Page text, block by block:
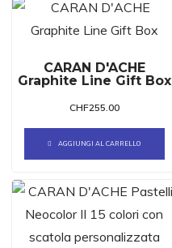
CARAN D'ACHE
Graphite Line Gift Box
CHF255.00
AGGIUNGI AL CARRELLO